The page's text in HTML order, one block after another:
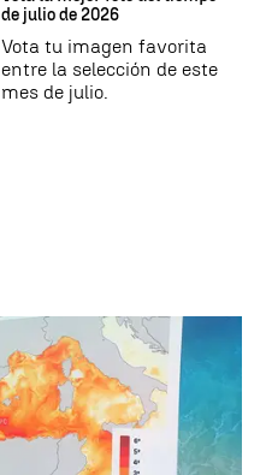
de julio de 2026
Vota tu imagen favorita
entre la selección de este
mes de julio.